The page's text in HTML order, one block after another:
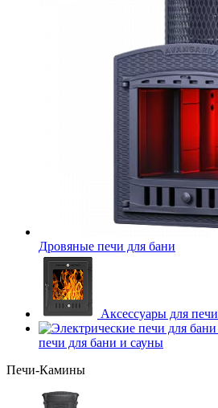
Дровяные печи для бани
Аксессуары для печи
печи для бани и сауны
Печи-Камины